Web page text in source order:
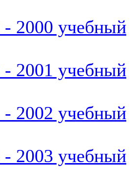
- 2000 учебный
- 2001 учебный
- 2002 учебный
- 2003 учебный